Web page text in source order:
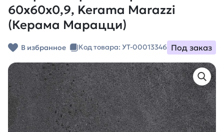
60x60x0,9, Kerama Marazzi
(Керама Марацци)
В избранное Код товара: УТ-00013346 Под заказ